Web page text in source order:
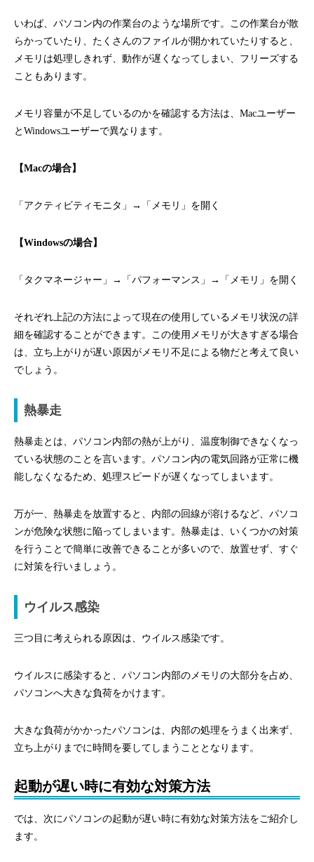
いわば、パソコン内の作業台のような場所です。この作業台が散
らかっていたり、たくさんのファイルが開かれていたりすると、
メモリは処理しきれず、動作が遅くなってしまい、フリーズする
こともあります。
メモリ容量が不足しているのかを確認する方法は、Macユーザー
とWindowsユーザーで異なります。
【Macの場合】
「アクティビティモニタ」→「メモリ」を開く
【Windowsの場合】
「タクマネージャー」→「パフォーマンス」→「メモリ」を開く
それぞれ上記の方法によって現在の使用しているメモリ状況の詳
細を確認することができます。この使用メモリが大きすぎる場合
は、立ち上がりが遅い原因がメモリ不足による物だと考えて良い
でしょう。
熱暴走
熱暴走とは、パソコン内部の熱が上がり、温度制御できなくなっ
ている状態のことを言います。パソコン内の電気回路が正常に機
能しなくなるため、処理スピードが遅くなってしまいます。
万が一、熱暴走を放置すると、内部の回線が溶けるなど、パソコ
ンが危険な状態に陥ってしまいます。熱暴走は、いくつかの対策
を行うことで簡単に改善できることが多いので、放置せず、すぐ
に対策を行いましょう。
ウイルス感染
三つ目に考えられる原因は、ウイルス感染です。
ウイルスに感染すると、パソコン内部のメモリの大部分を占め、
パソコンへ大きな負荷をかけます。
大きな負荷がかかったパソコンは、内部の処理をうまく出来ず、
立ち上がりまでに時間を要してしまうこととなります。
起動が遅い時に有効な対策方法
では、次にパソコンの起動が遅い時に有効な対策方法をご紹介し
ます。